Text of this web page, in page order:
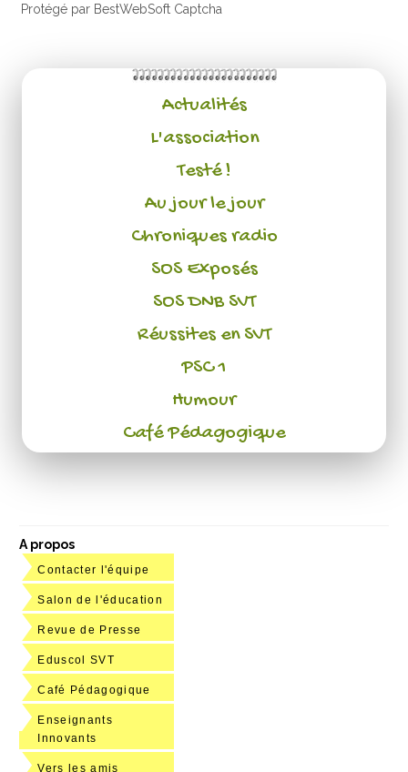
Protégé par BestWebSoft Captcha
Actualités
L'association
Testé !
Au jour le jour
Chroniques radio
SOS Exposés
SOS DNB SVT
Réussites en SVT
PSC 1
Humour
Café Pédagogique
A propos
Contacter l'équipe
Salon de l'éducation
Revue de Presse
Eduscol SVT
Café Pédagogique
Enseignants
Innovants
Vers les amis